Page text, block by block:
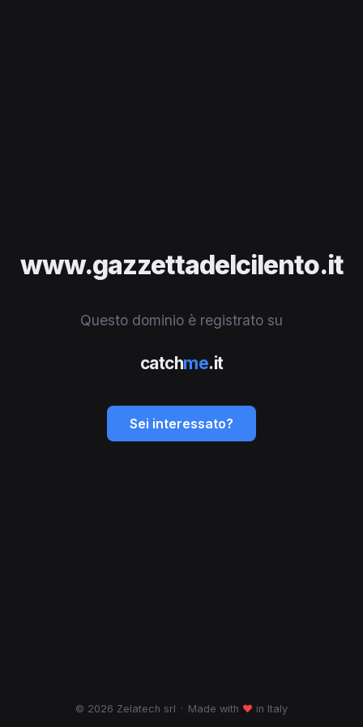
www.gazzettadelcilento.it
Questo dominio è registrato su
catchme.it
Sei interessato?
© 2026 Zelatech srl · Made with ♥ in Italy